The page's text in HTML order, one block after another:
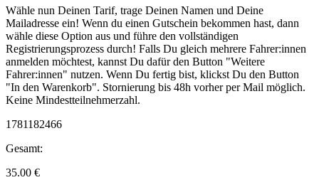
Wähle nun Deinen Tarif, trage Deinen Namen und Deine
Mailadresse ein! Wenn du einen Gutschein bekommen hast, dann
wähle diese Option aus und führe den vollständigen
Registrierungsprozess durch! Falls Du gleich mehrere Fahrer:innen
anmelden möchtest, kannst Du dafür den Button "Weitere
Fahrer:innen" nutzen. Wenn Du fertig bist, klickst Du den Button
"In den Warenkorb". Stornierung bis 48h vorher per Mail möglich.
Keine Mindestteilnehmerzahl.
1781182466
Gesamt:
35.00 €